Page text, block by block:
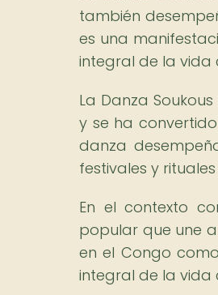
también
es una
integral de la vida
La Danza
y se ha
danza
festivales y
En el contexto
popular que une
en el Congo
integral de la vida